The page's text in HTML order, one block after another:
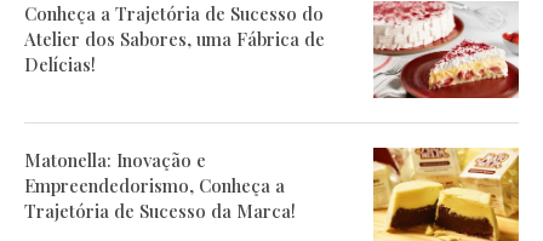
Conheça a Trajetória de Sucesso do
Atelier dos Sabores, uma Fábrica de
Delícias!
Matonella: Inovação e
Empreendedorismo, Conheça a
Trajetória de Sucesso da Marca!